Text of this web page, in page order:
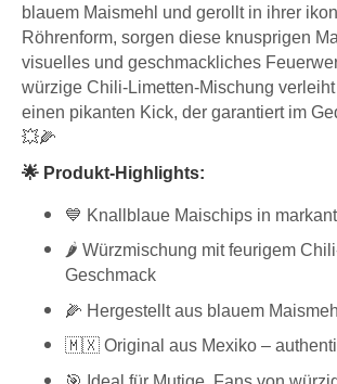
blauem Maismehl und gerollt in ihrer
Röhrenform, sorgen diese knusprigen
visuelles und geschmackliches
würzige Chili-Limetten-Mischung
einen pikanten Kick, der garantiert im
💥🌽
🌟 Produkt-Highlights:
💙 Knallblaue Maischips in
🌶️ Würzmischung mit feurigem
Geschmack
🌽 Hergestellt aus blauem Maismehl
🇲🇽 Original aus Mexiko –